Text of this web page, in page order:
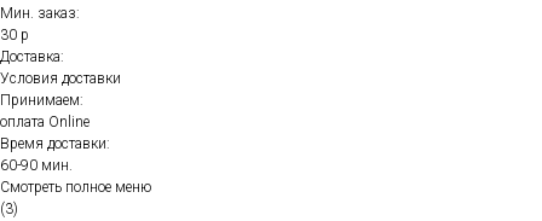
Мин. заказ:
30 р
Доставка:
Условия доставки
Принимаем:
оплата Online
Время доставки:
60-90 мин.
Смотреть полное меню
(3)